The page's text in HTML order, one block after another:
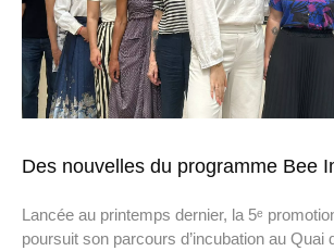
Des nouvelles du programme Bee
Lancée au printemps dernier, la 5ᵉ
poursuit son parcours d’incubation au Quai